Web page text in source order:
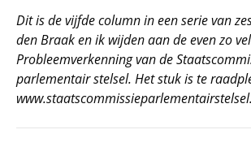
Dit is de vijfde column in een serie van
den Braak en ik wijden aan de even zo
Probleemverkenning van de
parlementair stelsel. Het stuk is te